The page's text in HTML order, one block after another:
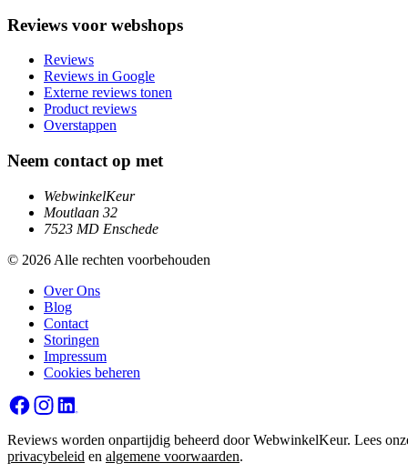
Reviews voor webshops
Reviews
Reviews in Google
Externe reviews tonen
Product reviews
Overstappen
Neem contact op met
WebwinkelKeur
Moutlaan 32
7523 MD Enschede
© 2026 Alle rechten voorbehouden
Over Ons
Blog
Contact
Storingen
Impressum
Cookies beheren
Reviews worden onpartijdig beheerd door WebwinkelKeur. Lees
privacybeleid en algemene voorwaarden.